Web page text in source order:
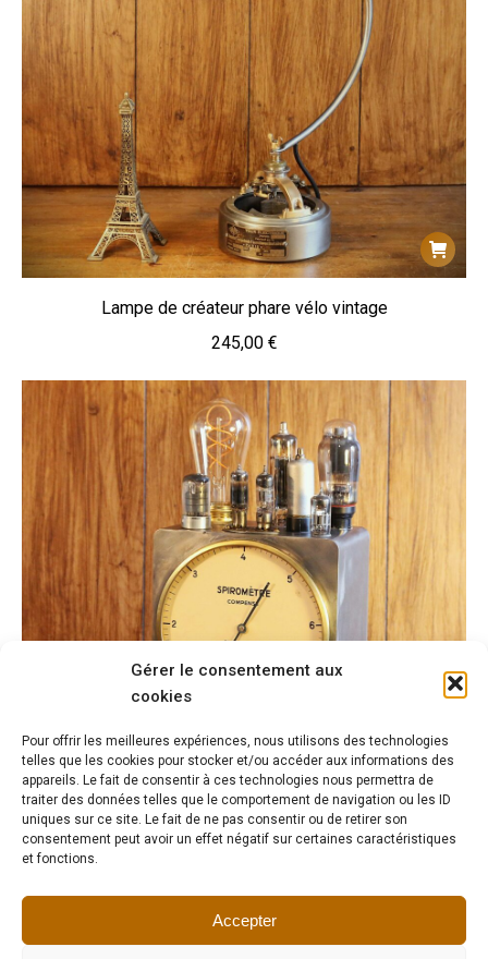
Gérer le consentement aux
cookies
Pour offrir les meilleures expériences, nous utilisons des technologies
telles que les cookies pour stocker et/ou accéder aux informations des
appareils. Le fait de consentir à ces technologies nous permettra de
traiter des données telles que le comportement de navigation ou les ID
uniques sur ce site. Le fait de ne pas consentir ou de retirer son
consentement peut avoir un effet négatif sur certaines caractéristiques
et fonctions.
Accepter
Lampe de créateur phare vélo vintage
245,00 €
Lampe de métier métal instrument de médecine
1 2 3 →